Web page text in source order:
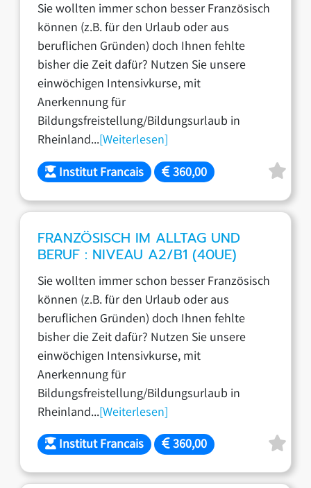
Sie wollten immer schon besser Französisch
können (z.B. für den Urlaub oder aus
beruflichen Gründen) doch Ihnen fehlte
bisher die Zeit dafür? Nutzen Sie unsere
einwöchigen Intensivkurse, mit
Anerkennung für
Bildungsfreistellung/Bildungsurlaub in
Rheinland...[Weiterlesen]
Institut Francais
360,00
FRANZÖSISCH IM ALLTAG UND
BERUF : NIVEAU A2/B1 (40UE)
Sie wollten immer schon besser Französisch
können (z.B. für den Urlaub oder aus
beruflichen Gründen) doch Ihnen fehlte
bisher die Zeit dafür? Nutzen Sie unsere
einwöchigen Intensivkurse, mit
Anerkennung für
Bildungsfreistellung/Bildungsurlaub in
Rheinland...[Weiterlesen]
Institut Francais
360,00